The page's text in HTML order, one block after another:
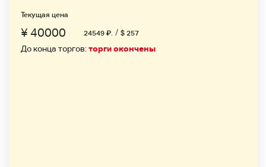
Текущая цена
¥ 40000 24549 ₽ / $ 257
До конца торгов:торги окончены